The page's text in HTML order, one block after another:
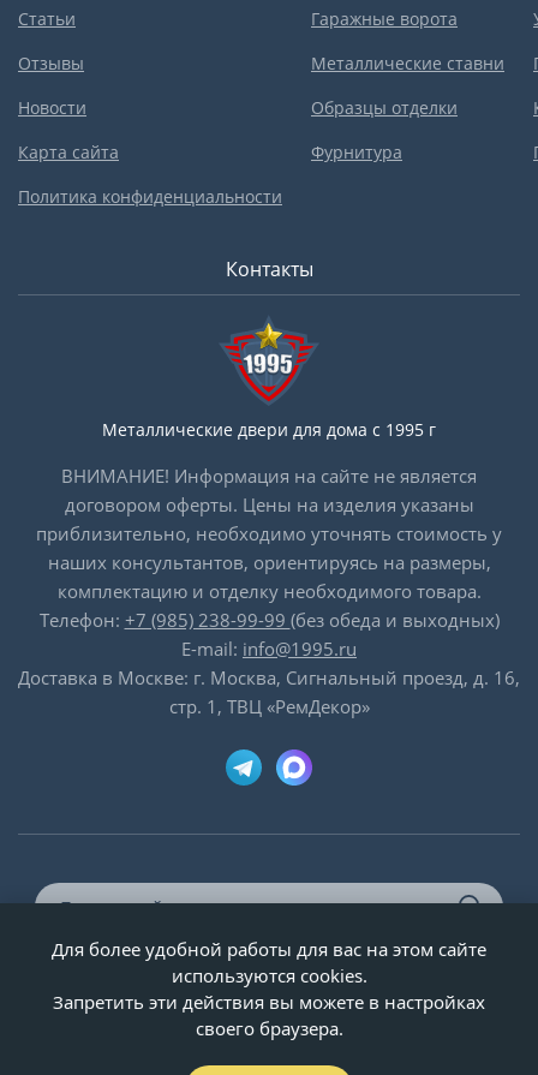
Статьи
Отзывы
Новости
Карта сайта
Политика конфиденциальности
Гаражные ворота
Металлические ставни
Образцы отделки
Фурнитура
Контакты
Металлические двери для дома с 1995 г
ВНИМАНИЕ! Информация на сайте не является
договором оферты. Цены на изделия указаны
приблизительно, необходимо уточнять стоимость у
наших консультантов, ориентируясь на размеры,
комплектацию и отделку необходимого товара.
Телефон: +7 (985) 238-99-99 (без обеда и выходных)
E-mail: info@1995.ru
Доставка в Москве: г. Москва, Сигнальный проезд, д. 16,
стр. 1, ТВЦ «РемДекор»
© ООО «Двери-и-точка», ИНН 5020092947, 1995-2026 г.
Для более удобной работы для вас на этом сайте
используются cookies.
Запретить эти действия вы можете в настройках
своего браузера.